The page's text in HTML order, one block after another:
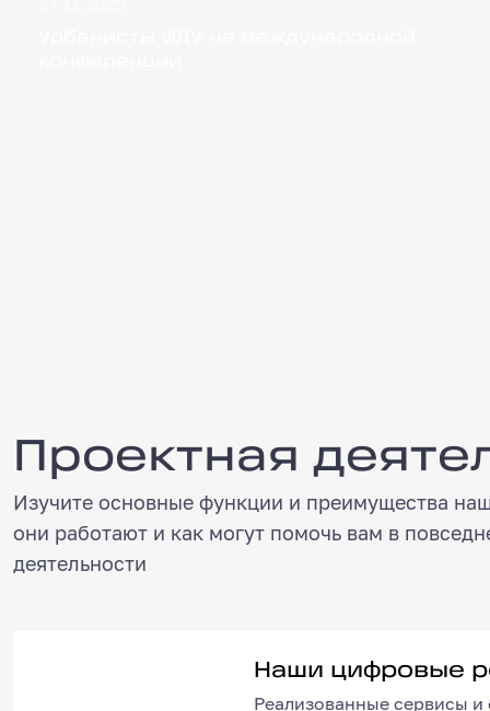
Проектная деятельность
Проектная
Изучите основные функции и преимущества
они работают и как могут помочь вам в
деятельности
Наши цифровые
Наши цифровые
Реализованные сервисы